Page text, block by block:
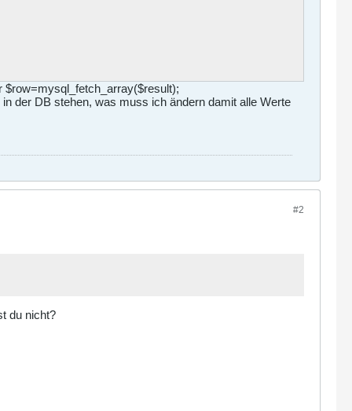
$row=mysql_fetch_array($result);
der DB stehen, was muss ich ändern damit alle Werte
#2
du nicht?